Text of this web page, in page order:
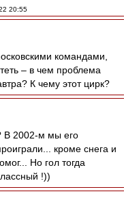
20:55
командами,
– в чем проблема
К чему этот цирк?
В 2002-м мы его
кроме снега и
Но гол тогда
!))